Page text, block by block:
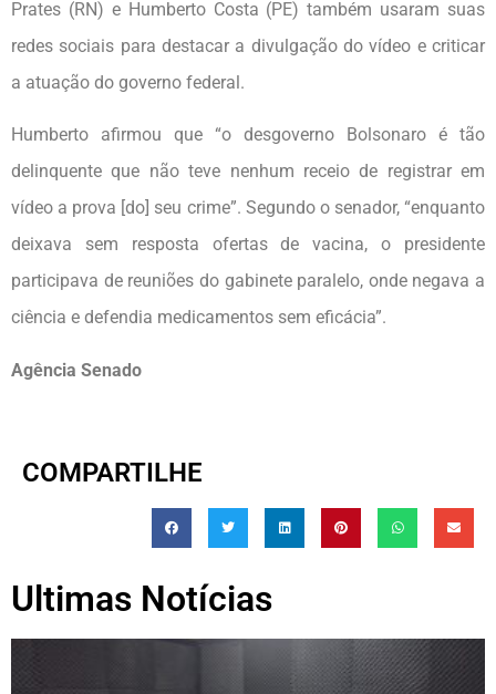
Prates (RN) e Humberto Costa (PE) também usaram suas
redes sociais para destacar a divulgação do vídeo e criticar
a atuação do governo federal.
Humberto afirmou que “o desgoverno Bolsonaro é tão
delinquente que não teve nenhum receio de registrar em
vídeo a prova [do] seu crime”. Segundo o senador, “enquanto
deixava sem resposta ofertas de vacina, o presidente
participava de reuniões do gabinete paralelo, onde negava a
ciência e defendia medicamentos sem eficácia”.
Agência Senado
COMPARTILHE
Ultimas Notícias